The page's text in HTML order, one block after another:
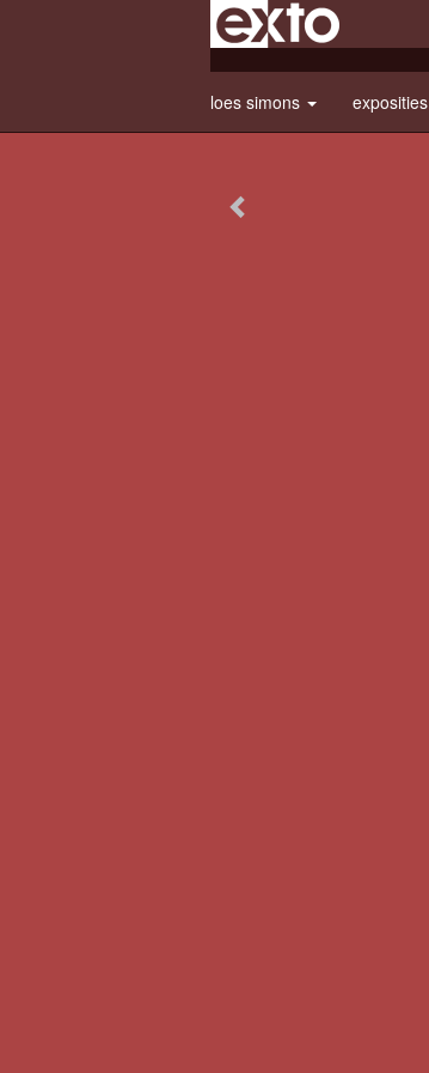
loes simons exposities